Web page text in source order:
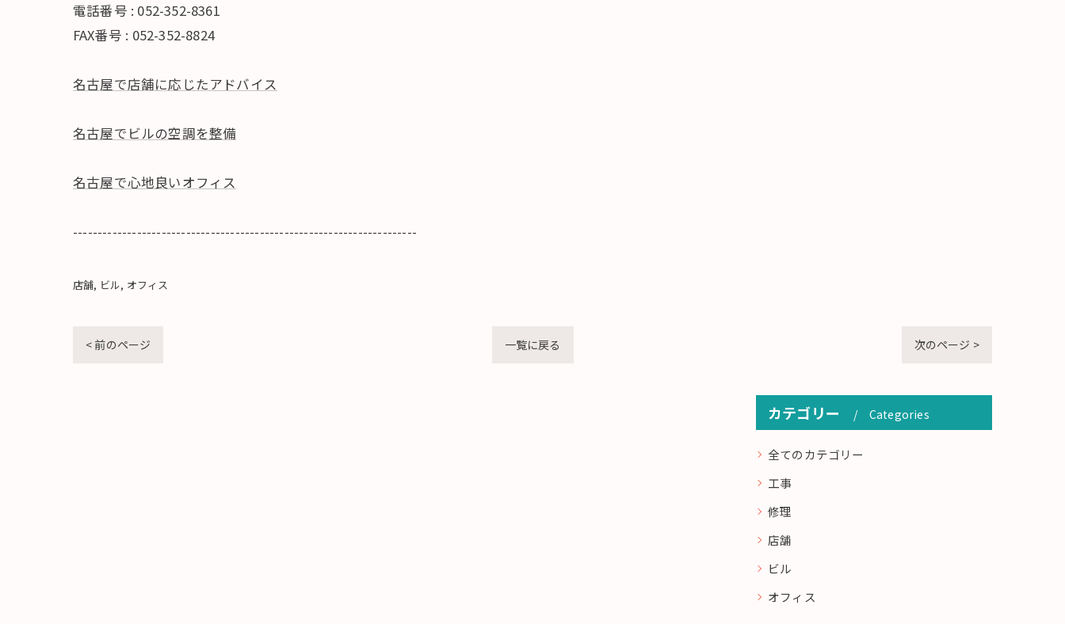
電話番号 : 052-352-8361
FAX番号 : 052-352-8824
名古屋で店舗に応じたアドバイス
名古屋でビルの空調を整備
名古屋で心地良いオフィス
----------------------------------------------------------------------
店舗 ビル オフィス
< 前のページ 一覧に戻る 次のページ >
カテゴリー Categories
全てのカテゴリー
工事
修理
店舗
ビル
オフィス